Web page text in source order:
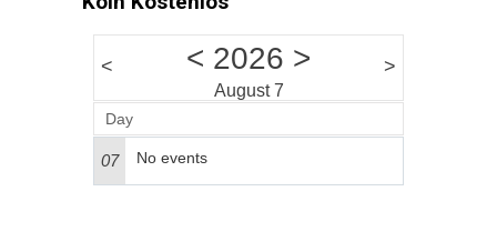
< < 2026 >
August 7
>
Day
07 No events